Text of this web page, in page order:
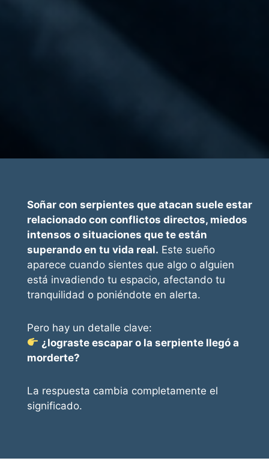
Soñar con serpientes que atacan suele estar
relacionado con conflictos directos, miedos
intensos o situaciones que te están
superando en tu vida real. Este sueño
aparece cuando sientes que algo o alguien
está invadiendo tu espacio, afectando tu
tranquilidad o poniéndote en alerta.
Pero hay un detalle clave:
¿lograste escapar o la serpiente llegó a
morderte?
La respuesta cambia completamente el
significado.